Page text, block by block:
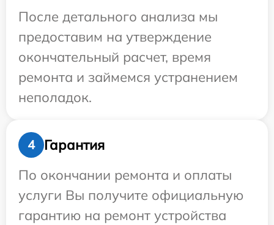
После детального анализа мы
предоставим на утверждение
окончательный расчет, время
ремонта и займемся устранением
неполадок.
4
Гарантия
По окончании ремонта и оплаты
услуги Вы получите официальную
гарантию на ремонт устройства